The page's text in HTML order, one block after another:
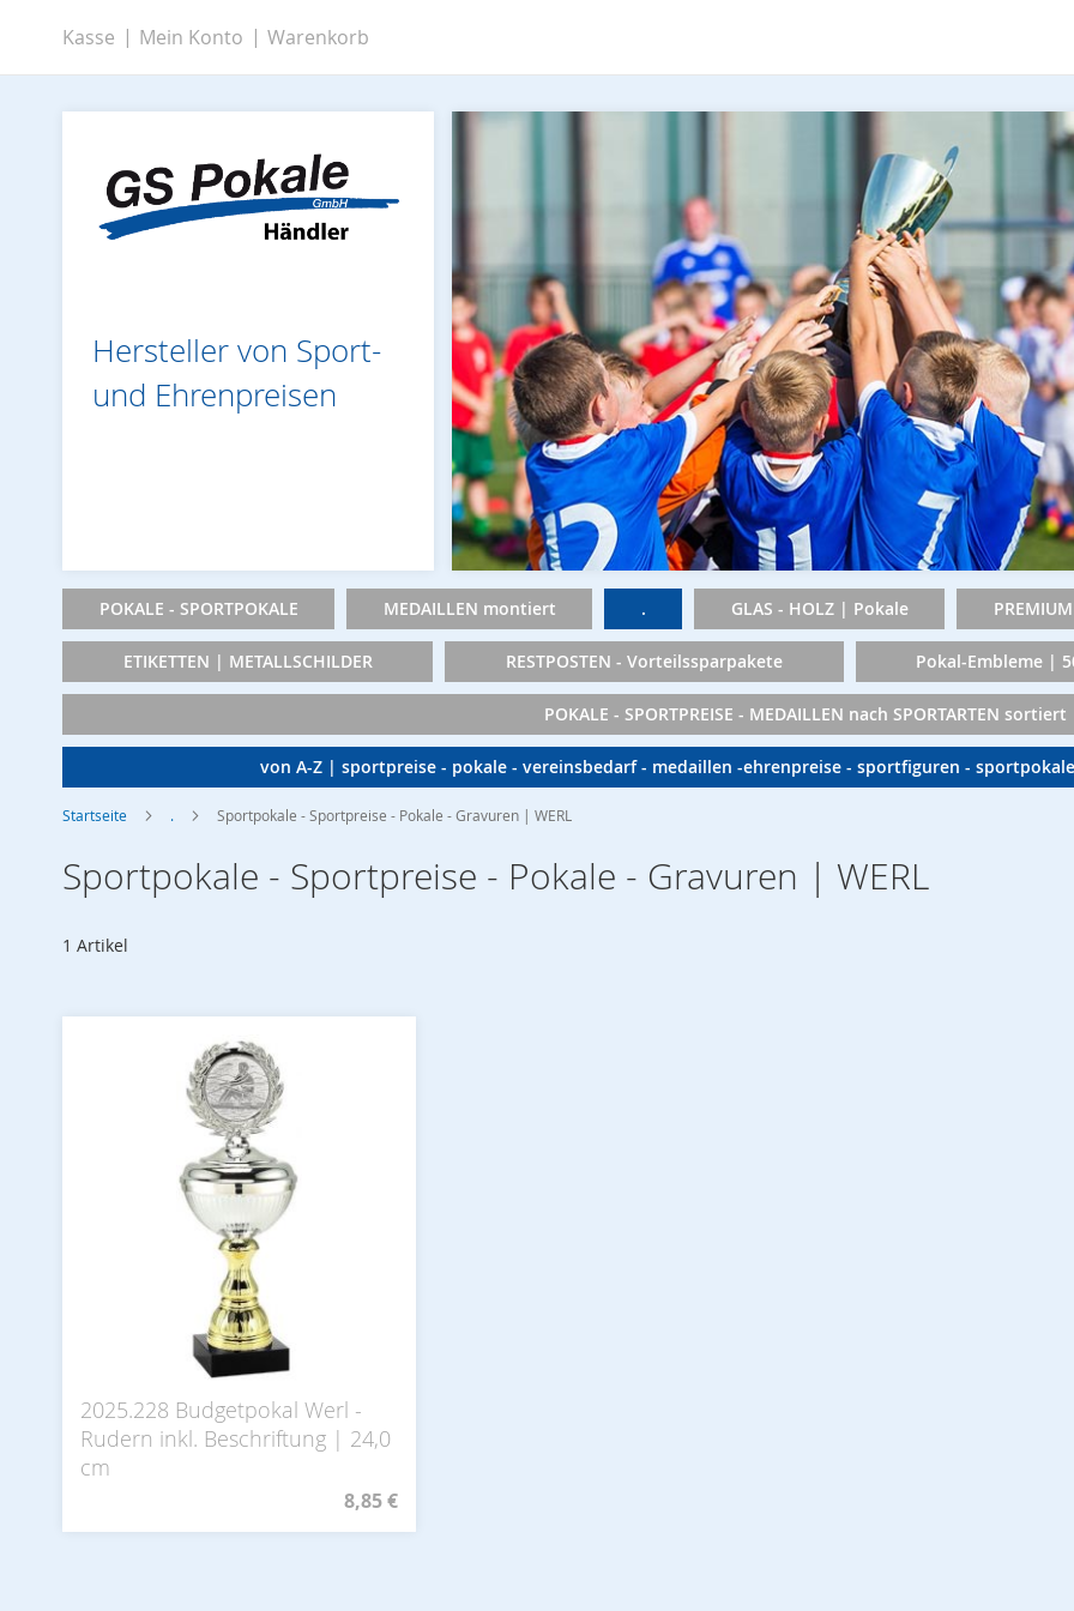
Zum
Inhalt
springen
Kasse Mein Konto Warenkorb
Hersteller von Sport-
und Ehrenpreisen
POKALE - SPORTPOKALE MEDAILLEN montiert . GLAS - HOLZ | Pokale
ETIKETTEN | METALLSCHILDER RESTPOSTEN - Vorteilssparpakete Pokal-Embleme |
POKALE - SPORTPREISE - MEDAILLEN nach SPORTARTEN sortiert
von A-Z | sportpreise - pokale - vereinsbedarf - medaillen -ehrenpreise - sportfiguren -
Startseite . Sportpokale - Sportpreise - Pokale - Gravuren | WERL
Sportpokale - Sportpreise - Pokale - Gravuren | WERL
1 Artikel
2025.228 Budgetpokal Werl -
Rudern inkl. Beschriftung | 24,0
cm
8,85 €